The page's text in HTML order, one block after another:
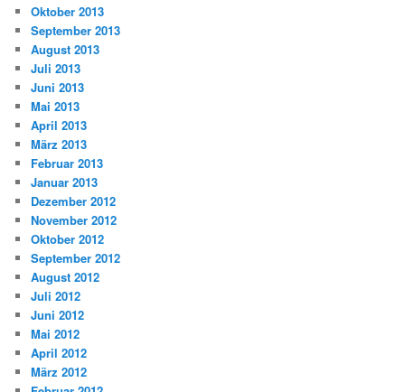
Oktober 2013
September 2013
August 2013
Juli 2013
Juni 2013
Mai 2013
April 2013
März 2013
Februar 2013
Januar 2013
Dezember 2012
November 2012
Oktober 2012
September 2012
August 2012
Juli 2012
Juni 2012
Mai 2012
April 2012
März 2012